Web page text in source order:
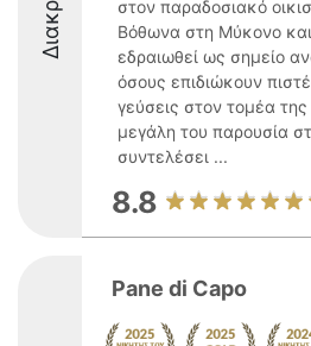
στον παραδοσιακό
Βόθωνα στη Μύκονο και
εδραιωθεί ως σημείο
όσους επιδιώκουν
γεύσεις στον τομέα
μεγάλη του παρουσία
συντελέσει ...
8.8
Pane di Capo